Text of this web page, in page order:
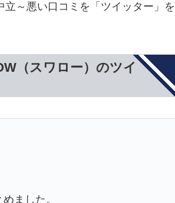
～悪い口コミを「ツイッター」を
（スワロー）のツイ
ました。